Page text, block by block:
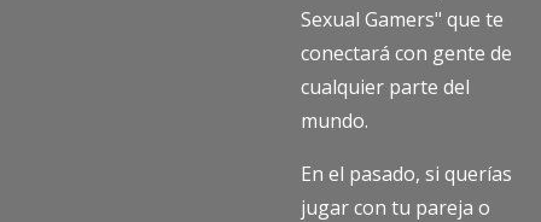
Sexual Gamers" que te
conectará con gente de
cualquier parte del
mundo.
En el pasado, si querías
jugar con tu pareja o